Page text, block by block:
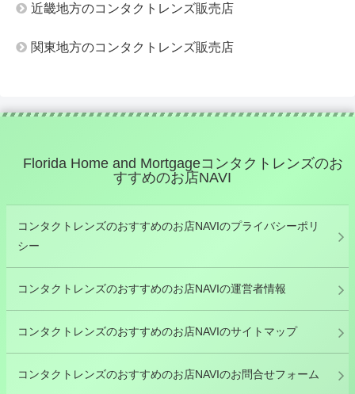
近畿地方のコンタクトレンズ販売店
関東地方のコンタクトレンズ販売店
Florida Home and Mortgageコンタクトレンズのお
すすめのお店NAVI
コンタクトレンズのおすすめのお店NAVIのプライバシーポリ
シー
コンタクトレンズのおすすめのお店NAVIの運営者情報
コンタクトレンズのおすすめのお店NAVIのサイトマップ
コンタクトレンズのおすすめのお店NAVIのお問合せフォーム